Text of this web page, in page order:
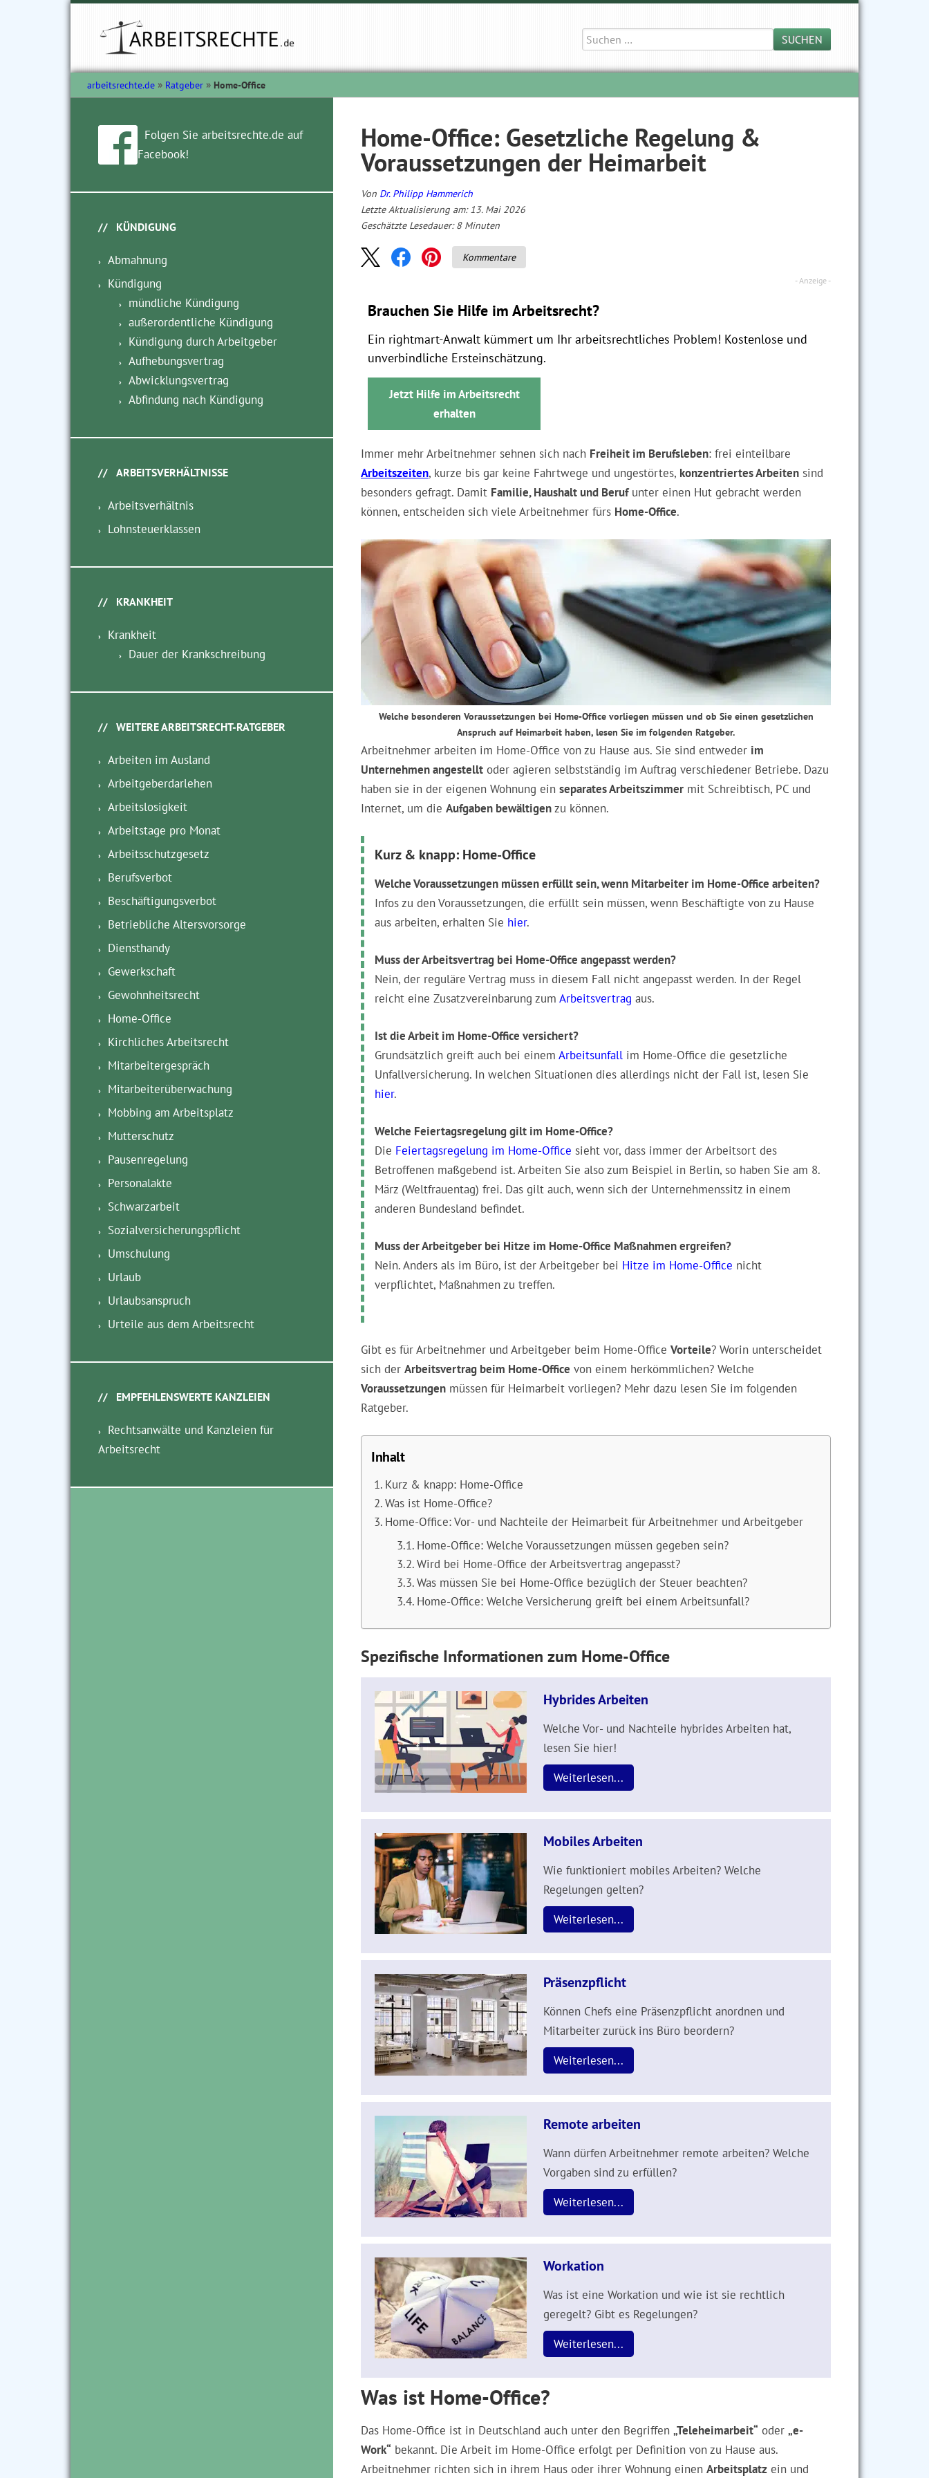
Suche
nach:
SUCHEN
arbeitsrechte.de Ratgeber Home-Office
Home-Office: Gesetzliche Regelung &
Voraussetzungen der Heimarbeit
Von Dr. Philipp Hammerich
Letzte Aktualisierung am: 13. Mai 2026
Geschätzte Lesedauer: 8 Minuten
Kommentare
Brauchen Sie Hilfe im Arbeitsrecht?
Ein rightmart-Anwalt kümmert um Ihr arbeitsrechtliches Problem! Kostenlose und
unverbindliche Ersteinschätzung.
Jetzt Hilfe im Arbeitsrecht
erhalten
Immer mehr Arbeitnehmer sehnen sich nach Freiheit im Berufsleben: frei einteilbare
Arbeitszeiten, kurze bis gar keine Fahrtwege und ungestörtes, konzentriertes Arbeiten sind
besonders gefragt. Damit Familie, Haushalt und Berufunter einen Hut gebracht werden
können, entscheiden sich viele Arbeitnehmer fürs Home-Office.
Welche besonderen Voraussetzungen bei Home-Office vorliegen müssen und ob Sie einen gesetzlichen
Anspruch auf Heimarbeit haben, lesen Sie im folgenden Ratgeber.
Arbeitnehmer arbeiten im Home-Office von zu Hause aus. Sie sind entweder im
Unternehmen angestellt oder agieren selbstständig im Auftrag verschiedener Betriebe. Dazu
haben sie in der eigenen Wohnung ein separates Arbeitszimmer mit Schreibtisch, PC und
Internet, um die Aufgaben bewältigenzu können.
Kurz & knapp: Home-Office
Welche Voraussetzungen müssen erfüllt sein, wenn Mitarbeiter im Home-Office arbeiten?
Infos zu den Voraussetzungen, die erfüllt sein müssen, wenn Beschäftigte von zu Hause
aus arbeiten, erhalten Sie hier.
Muss der Arbeitsvertrag bei Home-Office angepasst werden?
Nein, der reguläre Vertrag muss in diesem Fall nicht angepasst werden. In der Regel
reicht eine Zusatzvereinbarung zum Arbeitsvertrag aus.
Ist die Arbeit im Home-Office versichert?
Grundsätzlich greift auch bei einem Arbeitsunfall im Home-Office die gesetzliche
Unfallversicherung. In welchen Situationen dies allerdings nicht der Fall ist, lesen Sie
hier.
Welche Feiertagsregelung gilt im Home-Office?
Die Feiertagsregelung im Home-Office sieht vor, dass immer der Arbeitsort des
Betroffenen maßgebend ist. Arbeiten Sie also zum Beispiel in Berlin, so haben Sie am 8.
März (Weltfrauentag) frei. Das gilt auch, wenn sich der Unternehmenssitz in einem
anderen Bundesland befindet.
Muss der Arbeitgeber bei Hitze im Home-Office Maßnahmen ergreifen?
Nein. Anders als im Büro, ist der Arbeitgeber bei Hitze im Home-Office nicht
verpflichtet, Maßnahmen zu treffen.
Gibt es für Arbeitnehmer und Arbeitgeber beim Home-Office Vorteile? Worin unterscheidet
sich der Arbeitsvertrag beim Home-Office von einem herkömmlichen? Welche
Voraussetzungen müssen für Heimarbeit vorliegen? Mehr dazu lesen Sie im folgenden
Ratgeber.
Inhalt
Kurz & knapp: Home-Office
Was ist Home-Office?
Home-Office: Vor- und Nachteile der Heimarbeit für Arbeitnehmer und Arbeitgeber
Home-Office: Welche Voraussetzungen müssen gegeben sein?
Wird bei Home-Office der Arbeitsvertrag angepasst?
Was müssen Sie bei Home-Office bezüglich der Steuer beachten?
Home-Office: Welche Versicherung greift bei einem Arbeitsunfall?
Spezifische Informationen zum Home-Office
Hybrides Arbeiten
Welche Vor- und Nachteile hybrides Arbeiten hat,
lesen Sie hier!
Weiterlesen...
Mobiles Arbeiten
Wie funktioniert mobiles Arbeiten? Welche
Regelungen gelten?
Weiterlesen...
Präsenzpflicht
Können Chefs eine Präsenzpflicht anordnen und
Mitarbeiter zurück ins Büro beordern?
Weiterlesen...
Remote arbeiten
Wann dürfen Arbeitnehmer remote arbeiten? Welche
Vorgaben sind zu erfüllen?
Weiterlesen...
Workation
Was ist eine Workation und wie ist sie rechtlich
geregelt? Gibt es Regelungen?
Weiterlesen...
Was ist Home-Office?
Das Home-Office ist in Deutschland auch unter den Begriffen „Teleheimarbeit“ oder „e-
Work“ bekannt. Die Arbeit im Home-Office erfolgt per Definition von zu Hause aus.
Arbeitnehmer richten sich in ihrem Haus oder ihrer Wohnung einen Arbeitsplatz ein und
Folgen Sie arbeitsrechte.de auf
Facebook!
KÜNDIGUNG
Abmahnung
Kündigung
mündliche Kündigung
außerordentliche Kündigung
Kündigung durch Arbeitgeber
Aufhebungsvertrag
Abwicklungsvertrag
Abfindung nach Kündigung
ARBEITSVERHÄLTNISSE
Arbeitsverhältnis
Lohnsteuerklassen
KRANKHEIT
Krankheit
Dauer der Krankschreibung
WEITERE ARBEITSRECHT-RATGEBER
Arbeiten im Ausland
Arbeitgeberdarlehen
Arbeitslosigkeit
Arbeitstage pro Monat
Arbeitsschutzgesetz
Berufsverbot
Beschäftigungsverbot
Betriebliche Altersvorsorge
Diensthandy
Gewerkschaft
Gewohnheitsrecht
Home-Office
Kirchliches Arbeitsrecht
Mitarbeitergespräch
Mitarbeiterüberwachung
Mobbing am Arbeitsplatz
Mutterschutz
Pausenregelung
Personalakte
Schwarzarbeit
Sozialversicherungspflicht
Umschulung
Urlaub
Urlaubsanspruch
Urteile aus dem Arbeitsrecht
EMPFEHLENSWERTE KANZLEIEN
Rechtsanwälte und Kanzleien für
Arbeitsrecht